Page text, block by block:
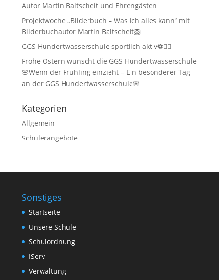
Autor Martin Baltscheit und Ehrengästen
Projektwoche „Bilderbuch – Was ich alles kann“ mit
Bilderbuchautor Martin Baltscheit🦁
GGS Hundertwasserschule sportlich aktiv⚽🏃‍♂️
Frohe Ostern wünscht die GGS Hundertwasserschule
🌸Wenn der Frühling einzieht – Ein besonderer Tag
an der GGS Hundertwasserschule🌸
Kategorien
Allgemein
Schülerangebote
Sonstiges
Startseite
Unsere Schule
Schulordnung
IServ
Verwaltung